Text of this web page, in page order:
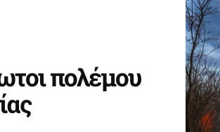
πολέμου